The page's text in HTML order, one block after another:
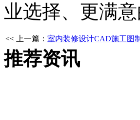
业选择、更满
<< 上一篇： 室内装修设计CAD施工图
推荐资讯